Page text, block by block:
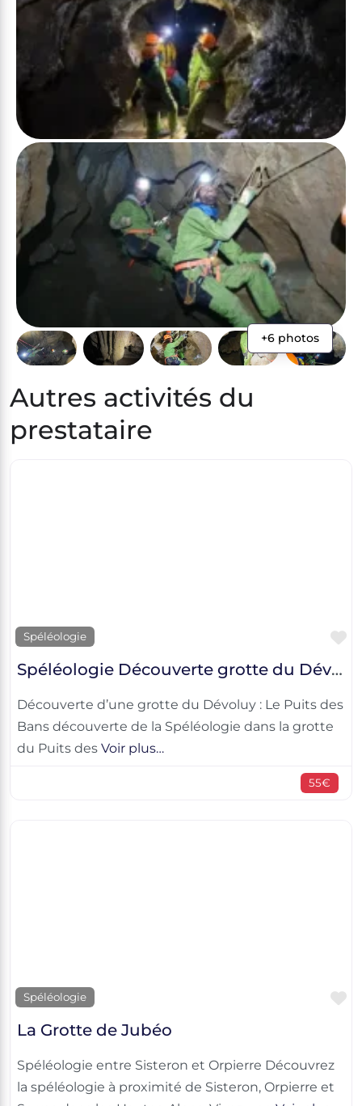
+6 photos
Autres activités du
prestataire
Spéléologie
Spéléologie Découverte grotte du Dévoluy
Découverte d’une grotte du Dévoluy : Le Puits des
Bans découverte de la Spéléologie dans la grotte
du Puits des Voir plus…
55€
Spéléologie
La Grotte de Jubéo
Spéléologie entre Sisteron et Orpierre Découvrez
la spéléologie à proximité de Sisteron, Orpierre et